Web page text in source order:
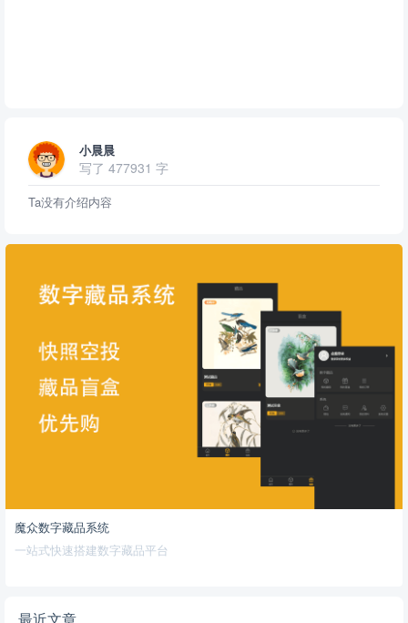
小晨晨
写了 477931 字
Ta没有介绍内容
魔众数字藏品系统
一站式快速搭建数字藏品平台